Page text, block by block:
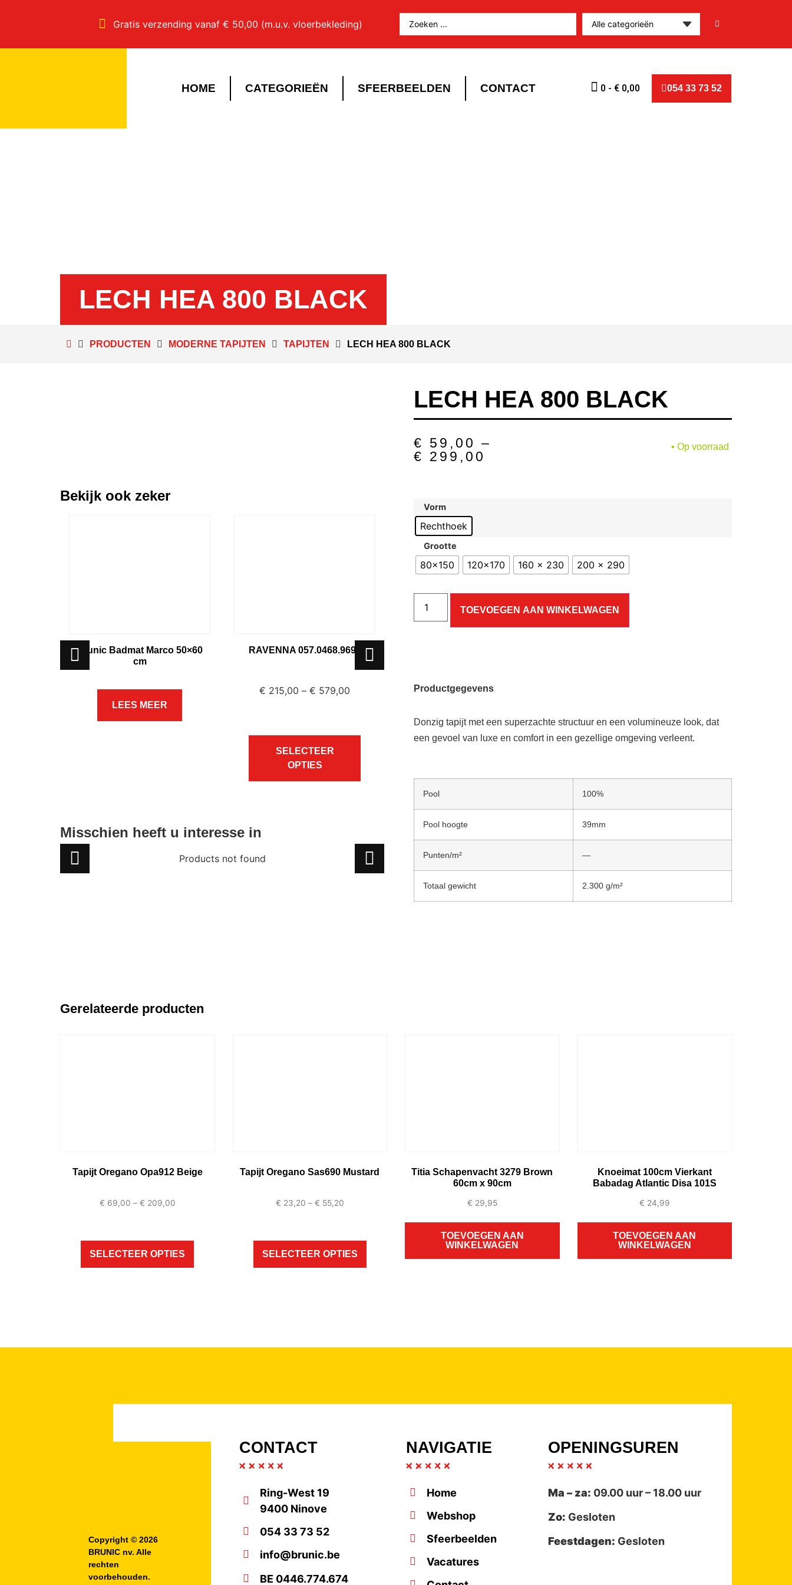
Gratis verzending vanaf € 50,00 (m.u.v. vloerbekleding)
HOME CATEGORIEËN SFEERBEELDEN CONTACT 0 - € 0,00 054 33 73 52
LECH HEA 800 BLACK
PRODUCTEN MODERNE TAPIJTEN TAPIJTEN LECH HEA 800 BLACK
Bekijk ook zeker
Brunic Badmat Marco 50×60
cm
LEES MEER
RAVENNA 057.0468.9696
€ 215,00 – € 579,00 €215,00 – €579,00
Misschien heeft u interesse in
Products not found
LECH HEA 800 BLACK
€ 59,00 –
€ 299,00
• Op voorraad
Vorm
Rechthoek
Grootte
80x150 120x170 160 x 230 200 x 290
TOEVOEGEN AAN WINKELWAGEN
Productgegevens
Donzig tapijt met een superzachte structuur en een volumineuze look, dat
een gevoel van luxe en comfort in een gezellige omgeving verleent.
Pool 100%
Pool hoogte 39mm
Punten/m² —
Totaal gewicht 2.300 g/m²
Gerelateerde producten
Tapijt Oregano Opa912 Beige
€ 69,00 – € 209,00
Tapijt Oregano Sas690 Mustard
€ 23,20 – € 55,20
Titia Schapenvacht 3279 Brown
60cm x 90cm
€ 29,95
TOEVOEGEN AAN
WINKELWAGEN
Knoeimat 100cm Vierkant
Babadag Atlantic Disa 101S
€ 24,99
TOEVOEGEN AAN
WINKELWAGEN
Copyright © 2026
BRUNIC nv. Alle
rechten
voorbehouden.
CONTACT
Ring-West 19
9400 Ninove
054 33 73 52
info@brunic.be
BE 0446.774.674
NAVIGATIE
Home
Webshop
Sfeerbeelden
Vacatures
OPENINGSUREN
Ma – za: 09.00 uur – 18.00 uur
Zo: Gesloten
Feestdagen: Gesloten